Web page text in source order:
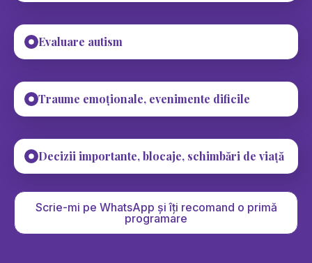
Evaluare autism
Traume emoționale, evenimente dificile
Decizii importante, blocaje, schimbări de viață
Scrie-mi pe WhatsApp și îți recomand o primă
programare